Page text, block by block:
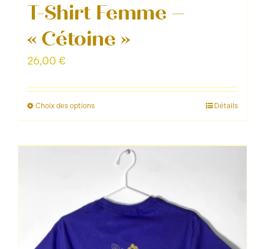
T-Shirt Femme –
« Cétoine »
26,00 €
Choix des optionsCe
a
plusieurs
Les
options
peuvent
Détails